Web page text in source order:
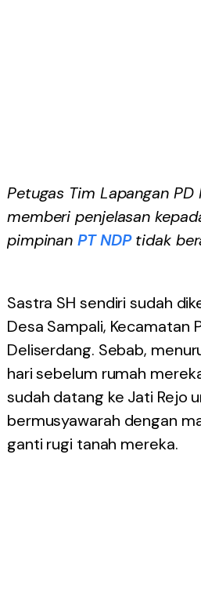
Petugas Tim Lapangan PD
memberi penjelasan
pimpinanPT NDPtidak
Sastra SH sendiri sudah
Desa Sampali, Kecamatan
Deliserdang. Sebab,
hari sebelum rumah
sudah datang ke Jati Rejo
bermusyawarah dengan
ganti rugi tanah mereka.